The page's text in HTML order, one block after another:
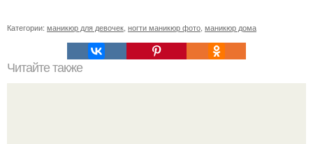
Категории: маникюр для девочек, ногти маникюр фото, маникюр дома
Читайте также